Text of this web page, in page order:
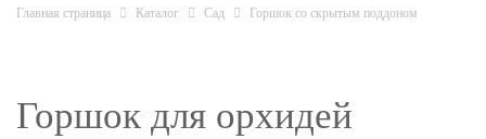
Главная страница Каталог Сад Горшок со скрытым поддоном
Горшок для орхидей